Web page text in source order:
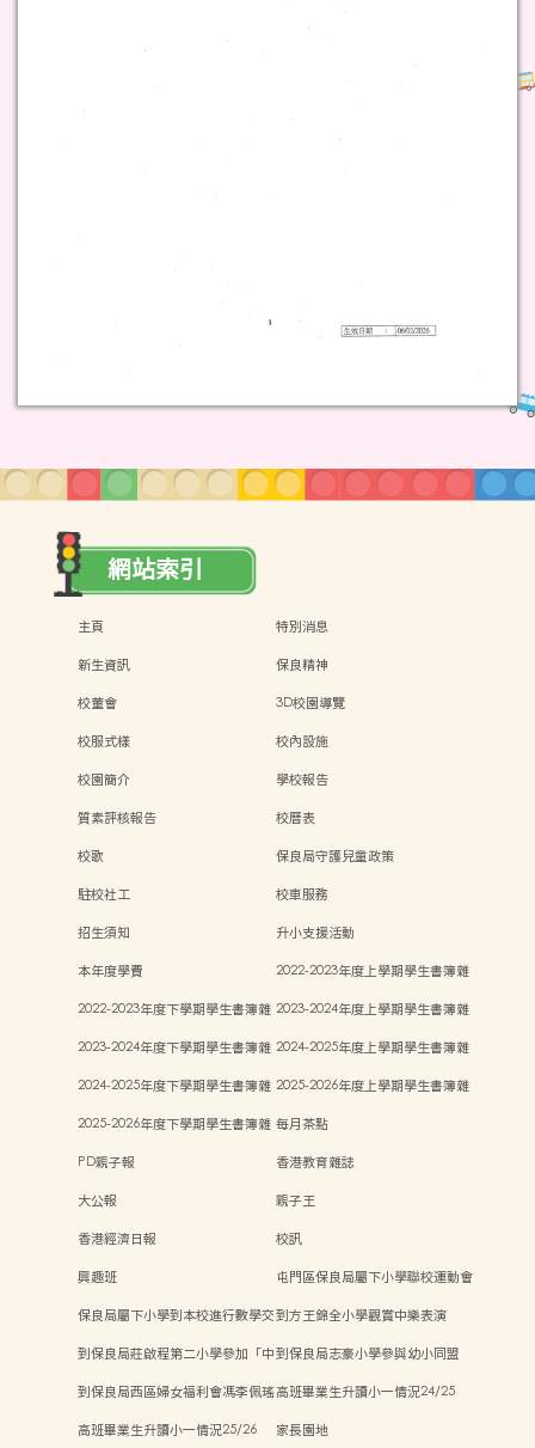
網站索引
主頁
特別消息
新生資訊
保良精神
校董會
3D校園導覽
校服式樣
校內設施
校園簡介
學校報告
質素評核報告
校曆表
校歌
保良局守護兒童政策
駐校社工
校車服務
招生須知
升小支援活動
本年度學費
2022-2023年度上學期學生書簿雜
2022-2023年度下學期學生書簿雜 2023-2024年度上學期學生書簿雜
2023-2024年度下學期學生書簿雜 2024-2025年度上學期學生書簿雜
2024-2025年度下學期學生書簿雜 2025-2026年度上學期學生書簿雜
2025-2026年度下學期學生書簿雜 每月茶點
PD親子報
香港教育雜誌
大公報
親子王
香港經濟日報
校訊
興趣班
屯門區保良局屬下小學聯校運動會
保良局屬下小學到本校進行數學交到方王錦全小學觀賞中樂表演
到保良局莊啟程第二小學參加「中到保良局志豪小學參與幼小同盟
到保良局西區婦女福利會馮李佩瑤高班畢業生升讀小一情況24/25
高班畢業生升讀小一情況25/26
家長園地